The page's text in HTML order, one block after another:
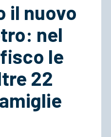
il nuovo
nel
le
22